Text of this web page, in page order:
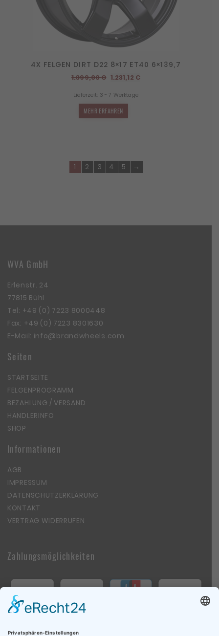
4X FELGEN DIRT D22 8×17 ET40 6×139,7
1.399,00€ Ursprünglicher
war:
1.399,00 €
1.231,12 €Aktueller
Lieferzeit: 3 - 7 Werktage
MEHR ERFAHREN
1 2 3 4 5 →
WVA GmbH
Erlenstr. 24
77815 Bühl
Tel: +49 (0) 7223 8000448
Fax: +49 (0) 7223 8301630
E-Mail: info@brandwheels.com
Seiten
STARTSEITE
FELGENPROGRAMM
BEZAHLUNG / VERSAND
HÄNDLERINFO
SHOP
Informationen
AGB
IMPRESSUM
DATENSCHUTZERKLÄRUNG
KONTAKT
VERTRAG WIDERRUFEN
Zahlungsmöglichkeiten